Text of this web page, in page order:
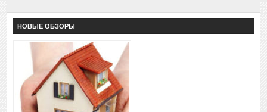
НОВЫЕ ОБЗОРЫ